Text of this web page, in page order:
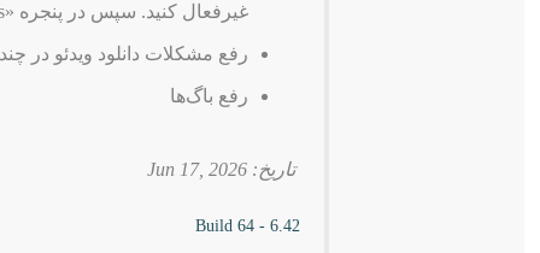
غیرفعال کنید. سپس در پنجره «Customize IDM Download panels in browsers»، پسوند TS را حذف کنید.
رفع مشکلات دانلود ویدئو در
رفع باگ‌ها
تاریخ: 2026 ,Jun 17
6.42 - Build 64